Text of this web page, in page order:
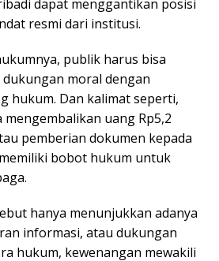
dapat menggantikan posisi
resmi dari institusi.
publik harus bisa
moral dengan
hukum. Dan kalimat seperti,
uang Rp5,2
pemberian dokumen kepada
bobot hukum untuk
hanya menunjukkan adanya
informasi, atau dukungan
hukum, kewenangan mewakili